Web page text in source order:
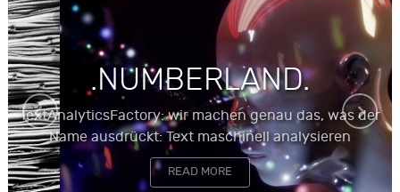
.NUMBERLAND.
TextAnalyticsFactory: wir machen genau das, was der
Name ausdrückt: Text maschinell analysieren
READ MORE